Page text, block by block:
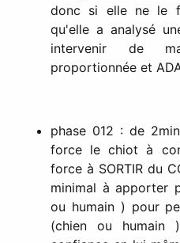
donc si elle ne le
qu'elle a analysé
intervenir de
proportionnée et
phase 012 : de
force le chiot à
force à SORTIR du
minimal à apporter
ou humain ) pour
(chien ou humain